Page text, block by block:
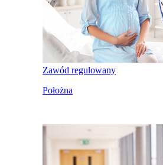
Zawód regulowany
Położna